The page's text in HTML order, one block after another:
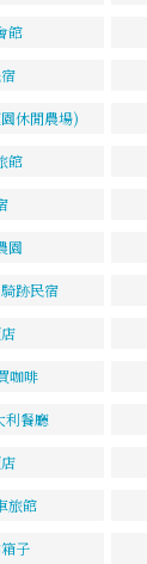
館
休閒農場)
館
園
跡民宿
咖啡
利餐廳
旅館
子